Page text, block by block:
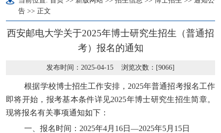
告 >> 正文
西安邮电大学关于2025年博士研究生招生（普通招
考）报名的通知
发布时间：2025-04-15 浏览次数：[9066]
根据学校博士招生工作安排， 2025年普通招考报名工作
即将开始，报考基本条件详见2025年博士研究生招生简章。
现将报名有关事项通知如下：
一、报名时间： 2025年4月 16日—2025年5月1 5日